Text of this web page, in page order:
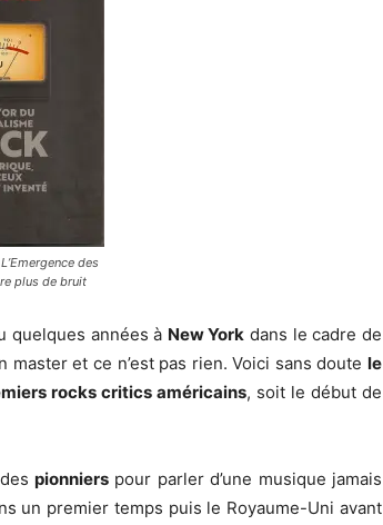
des
plus de bruit
quelques années à New York dans le cadre de
et ce n’est pas rien. Voici sans doute le
rocks critics américains, soit le début de
pionniers pour parler d’une musique jamais
un premier temps puis le Royaume-Uni avant